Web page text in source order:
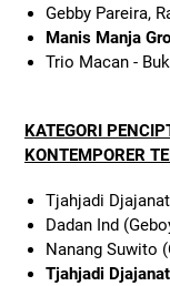
Gebby Pareira,
Manis Manja
Trio Macan -
KATEGORI
KONTEMPORER
Tjahjadi
Dadan Ind
Nanang Suwito
Tjahjadi